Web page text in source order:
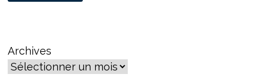
FÉMININ
Archives